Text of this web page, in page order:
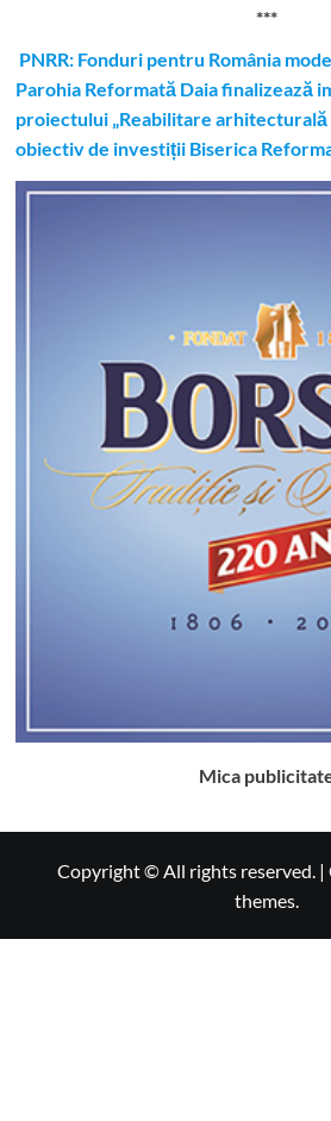
***
PNRR: Fonduri pentru România
Parohia Reformată Daia finalizează
proiectului „Reabilitare arhitecturală
obiectiv de investiții Biserica
Mica
Copyright © All rights reserved. |
themes.